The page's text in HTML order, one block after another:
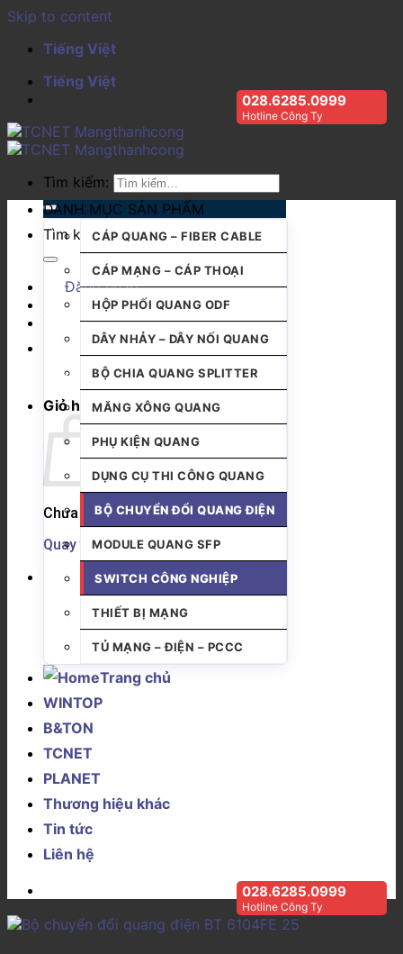
Skip to content
Tiếng Việt
Tiếng Việt
028.6285.0999
Hotline Công Ty
Tìm kiếm:
Tìm kiếm:
Đăng nhập
Giỏ hàng
Chưa có sản phẩm trong giỏ hàng.
Quay trở lại cửa hàng
DANH MỤC SẢN PHẨM
CÁP QUANG – FIBER CABLE
CÁP MẠNG – CÁP THOẠI
HỘP PHỐI QUANG ODF
DÂY NHẢY – DÂY NỐI QUANG
BỘ CHIA QUANG SPLITTER
MĂNG XÔNG QUANG
PHỤ KIỆN QUANG
DỤNG CỤ THI CÔNG QUANG
BỘ CHUYỂN ĐỔI QUANG ĐIỆN
MODULE QUANG SFP
SWITCH CÔNG NGHIỆP
THIẾT BỊ MẠNG
TỦ MẠNG – ĐIỆN – PCCC
Trang chủ
WINTOP
B&TON
TCNET
PLANET
Thương hiệu khác
Tin tức
Liên hệ
028.6285.0999
Hotline Công Ty